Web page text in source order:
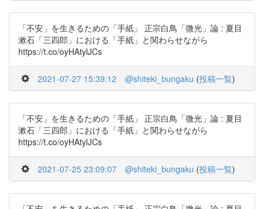
「不安」を生きるための「手紙」 正宗白鳥「微光」論 : 夏目
漱石「三四郎」における「手紙」と関わらせながら
https://t.co/oyHAtylJCs
2021-07-27 15:39:12 @shiteki_bungaku (投稿一覧)
「不安」を生きるための「手紙」 正宗白鳥「微光」論 : 夏目
漱石「三四郎」における「手紙」と関わらせながら
https://t.co/oyHAtylJCs
2021-07-25 23:09:07 @shiteki_bungaku (投稿一覧)